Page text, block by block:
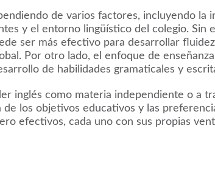
de varios factores, incluyendo la
y el entorno lingüístico del colegio. Sin
ser más efectivo para desarrollar
Por otro lado, el enfoque de
de habilidades gramaticales y
inglés como materia independiente o a
los objetivos educativos y las
efectivos, cada uno con sus propias